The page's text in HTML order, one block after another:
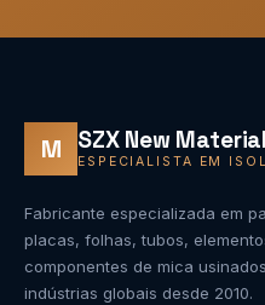
M SZX New
ESPECIALISTA EM
Fabricante especializada em
placas, folhas, tubos,
componentes de mica
indústrias globais desde 2010.